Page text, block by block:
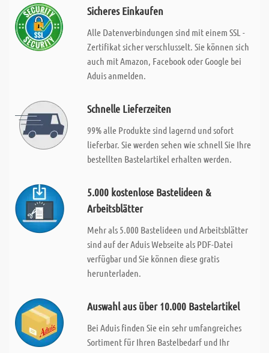
Sicheres Einkaufen
Alle Datenverbindungen sind mit einem SSL -
Zertifikat sicher verschlusselt. Sie können sich
auch mit Amazon, Facebook oder Google bei
Aduis anmelden.
Schnelle Lieferzeiten
99% alle Produkte sind lagernd und sofort
lieferbar. Sie werden sehen wie schnell Sie Ihre
bestellten Bastelartikel erhalten werden.
5.000 kostenlose Bastelideen &
Arbeitsblätter
Mehr als 5.000 Bastelideen und Arbeitsblätter
sind auf der Aduis Webseite als PDF-Datei
verfügbar und Sie können diese gratis
herunterladen.
Auswahl aus über 10.000 Bastelartikel
Bei Aduis finden Sie ein sehr umfangreiches
Sortiment für Ihren Bastelbedarf und Ihr